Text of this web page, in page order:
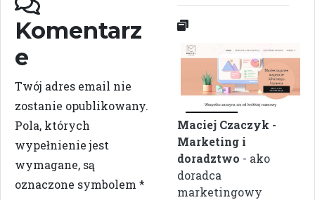
Komentarz
e
Twój adres email nie
zostanie opublikowany.
Pola, których
wypełnienie jest
wymagane, są
oznaczone symbolem *
Maciej Czaczyk -
Marketing i
doradztwo - ako
doradca
marketingowy